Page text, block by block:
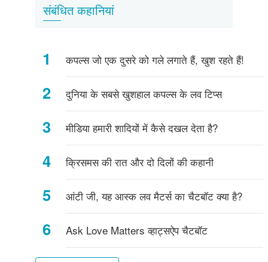
संबंधित कहानियां
कपल्स जो एक दुसरे को गले लगाते हैं, खुश रहते हैं!
दुनिया के सबसे खुशहाल कपल्स के लव टिप्स
मीडिया हमारी शादियों में कैसे दखल देता है?
क्रिसमस की रात और दो दिलों की कहानी
आंटी जी, यह आस्क लव मैटर्स का चैटबॉट क्या है?
Ask Love Matters व्हाट्सऐप चैटबॉट